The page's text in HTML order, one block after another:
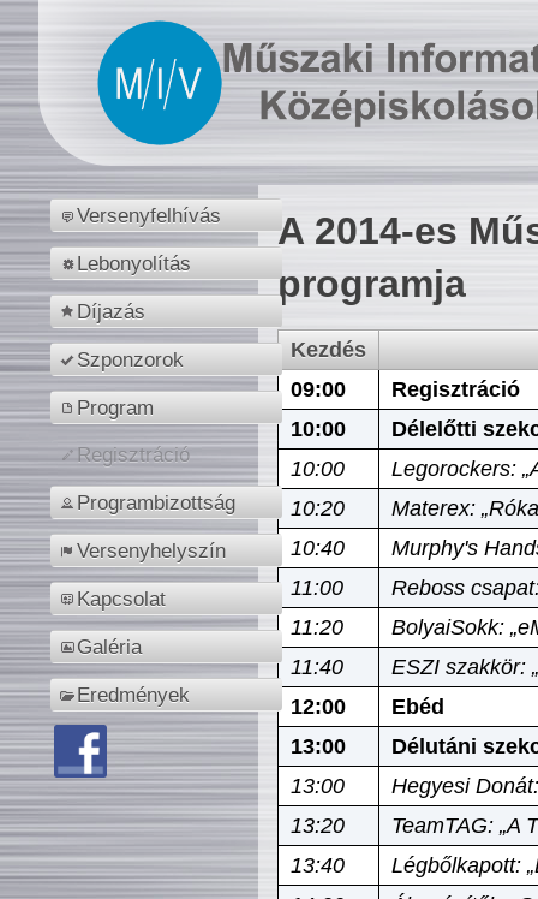
Versenyfelhívás
Lebonyolítás
Díjazás
Szponzorok
Program
Regisztráció
Programbizottság
Versenyhelyszín
Kapcsolat
Galéria
Eredmények
A 2014-es
programja
Kezdés
09:00
Regisztráció
10:00
Délelőtti
10:00
Legorockers:
10:20
Materex:
10:40
Murphy's
11:00
Reboss
11:20
BolyaiSokk:
11:40
ESZI szakkör:
12:00
Ebéd
13:00
Délutáni
13:00
Hegyesi
13:20
TeamTAG: „A
13:40
Légbőlkapott: